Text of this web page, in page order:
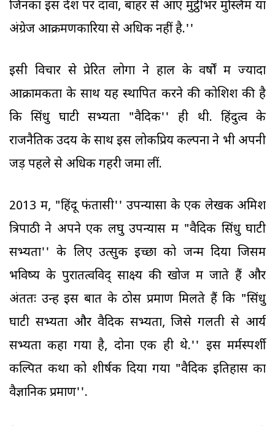
जिनका इस देश पर दावा, बाहर से आए मुट्ठीभर मुस्लिम या
अंग्रेज आक्रमणकारियों से अधिक नहीं है.''
इसी विचार से प्रेरित लोगों ने हाल के वर्षों में ज्यादा
आक्रामकता के साथ यह स्थापित करने की कोशिश की है
कि सिंधु घाटी सभ्यता "वैदिक'' ही थी. हिंदुत्व के
राजनैतिक उदय के साथ इस लोकप्रिय कल्पना ने भी अपनी
जड़ें पहले से अधिक गहरी जमा लीं.
2013 में, "हिंदू फंतासी'' उपन्यासों के एक लेखक अमिश
त्रिपाठी ने अपने एक लघु उपन्यास में "वैदिक सिंधु घाटी
सभ्यता'' के लिए उत्सुक इच्छा को जन्म दिया जिसमें
भविष्य के पुरातत्वविद् साक्ष्य की खोज में जाते हैं और
अंततः उन्हें इस बात के ठोस प्रमाण मिलते हैं कि "सिंधु
घाटी सभ्यता और वैदिक सभ्यता, जिसे गलती से आर्य
सभ्यता कहा गया है, दोनों एक ही थे.'' इस मर्मस्पर्शी
कल्पित कथा को शीर्षक दिया गया "वैदिक इतिहास का
वैज्ञानिक प्रमाण''.